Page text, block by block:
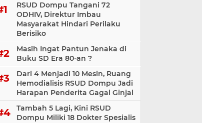
RSUD Dompu Tangani 72
ODHIV, Direktur Imbau
Masyarakat Hindari Perilaku
Berisiko
Masih Ingat Pantun Jenaka di
Buku SD Era 80-an ?
Dari 4 Menjadi 10 Mesin, Ruang
Hemodialisis RSUD Dompu Jadi
Harapan Penderita Gagal Ginjal
Tambah 5 Lagi, Kini RSUD
Dompu Miliki 18 Dokter Spesialis